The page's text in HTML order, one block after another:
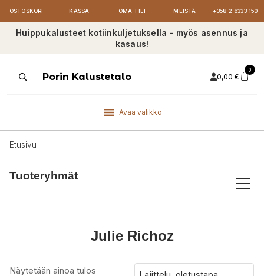
OSTOSKORI KASSA OMA TILI MEISTÄ +358 2 6333 150
Huippukalusteet kotiinkuljetuksella - myös asennus ja
kasaus!
ProductsPorin Kalustetalo 0,00 €
0
Avaa valikko
Etusivu
Tuoteryhmät
Julie Richoz
Näytetään ainoa tulos